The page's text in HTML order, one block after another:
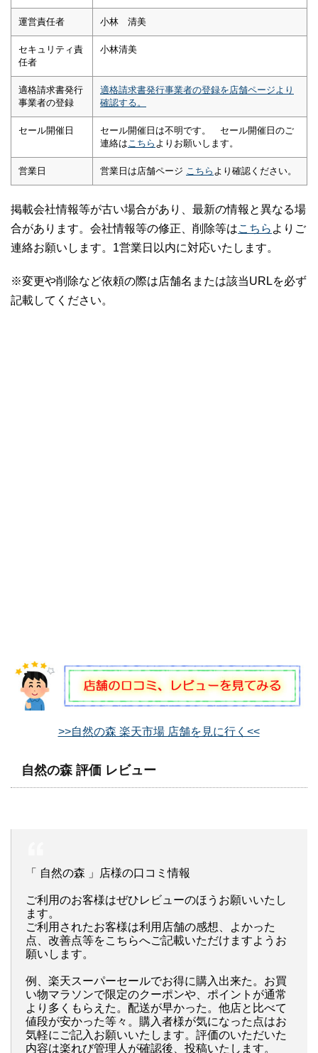
運営責任者 小林 清美
セキュリティ責
任者
小林清美
適格請求書発行
事業者の登録
適格請求書発行事業者の登録を店舗ページより
確認する。
セール開催日
セール開催日は不明です。 セール開催日のご
連絡は こちら よりお願いします。
営業日 営業日は店舗ページ こちら より確認ください。
掲載会社情報等が古い場合があり、最新の情報と異なる場
合があります。会社情報等の修正、削除等はこちら よりご
連絡お願いします。1営業日以内に対応いたします。
※変更や削除など依頼の際は店舗名または該当URLを必ず
記載してください。
>>自然の森 楽天市場 店舗を見に行く<<
自然の森 評価 レビュー
「 自然の森 」店様の口コミ情報
ご利用のお客様はぜひレビューのほうお願いいたし
ます。
ご利用されたお客様は利用店舗の感想、よかった
点、改善点等をこちらへご記載いただけますようお
願いします。
例、楽天スーパーセールでお得に購入出来た。お買
い物マラソンで限定のクーポンや、ポイントが通常
より多くもらえた。配送が早かった。他店と比べて
値段が安かった等々。購入者様が気になった点はお
気軽にご記入お願いいたします。評価のいただいた
内容は楽れび管理人が確認後、投稿いたします。